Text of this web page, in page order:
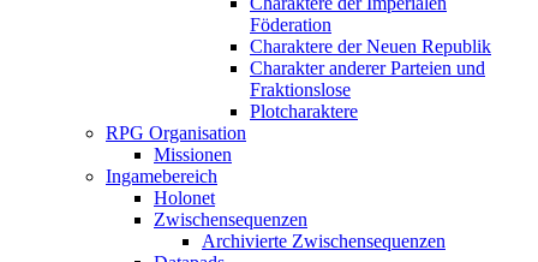
Föderation
Charaktere der Neuen Republik
Charakter anderer Parteien und
Fraktionslose
Plotcharaktere
RPG Organisation
Missionen
Ingamebereich
Holonet
Zwischensequenzen
Archivierte Zwischensequenzen